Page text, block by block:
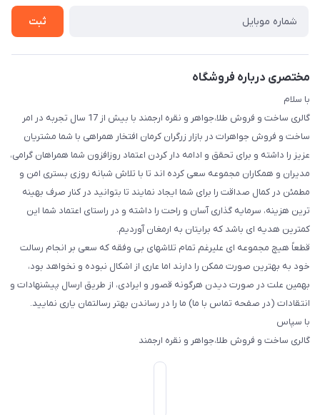
ثبت
مختصری درباره فروشگاه
با سلام
گالری ساخت و فروش طلا،جواهر و نقره ارجمند با بیش از 17 سال تجربه در امر
ساخت و فروش جواهرات در بازار زرگران کرمان افتخار همراهی با شما مشتریان
عزیز را داشته و برای تحقق و ادامه دار کردن اعتماد روزافزون شما همراهان گرامی،
مدیران و همکاران مجموعه سعی کرده اند تا با تلاش شبانه روزی بستری امن و
مطمئن در کمال صداقت را برای شما ایجاد نمایند تا بتوانید در کنار صرف بهینه
ترین هزینه، سرمایه گذاری آسان و راحت را داشته و در راستای اعتماد شما این
کمترین هدیه ای باشد که برایتان به ارمغان آوردیم.
قطعاً هیچ مجموعه ای علیرغم تمام تلاشهای بی وفقه که سعی بر انجام رسالت
خود به بهترین صورت ممکن را دارند اما عاری از اشکال نبوده و نخواهد بود،
بهمین علت در صورت دیدن هرگونه قصور و ایرادی، از طریق ارسال پیشنهادات و
انتقادات (در صفحه تماس با ما) ما را در رساندن بهتر رسالتمان یاری نمایید.
با سپاس
گالری ساخت و فروش طلا،جواهر و نقره ارجمند